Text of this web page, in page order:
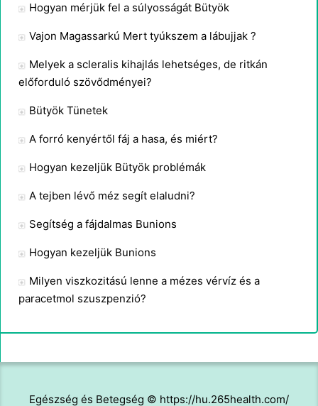
Hogyan mérjük fel a súlyosságát Bütyök
Vajon Magassarkú Mert tyúkszem a lábujjak ?
Melyek a scleralis kihajlás lehetséges, de ritkán
előforduló szövődményei?
Bütyök Tünetek
A forró kenyértől fáj a hasa, és miért?
Hogyan kezeljük Bütyök problémák
A tejben lévő méz segít elaludni?
Segítség a fájdalmas Bunions
Hogyan kezeljük Bunions
Milyen viszkozitású lenne a mézes vérvíz és a
paracetmol szuszpenzió?
Egészség és Betegség © https://hu.265health.com/